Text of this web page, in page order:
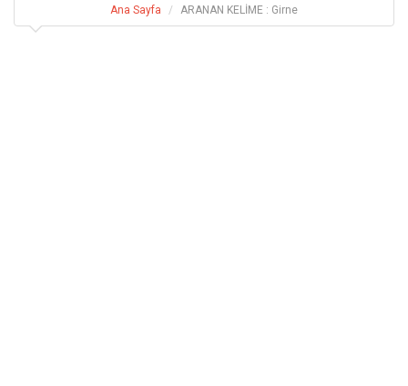
Ana Sayfa ARANAN KELİME : Girne